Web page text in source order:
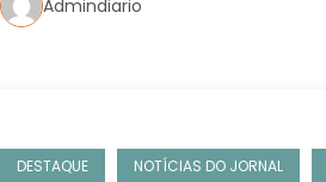
Admindiario
DESTAQUE NOTÍCIAS DO JORNAL